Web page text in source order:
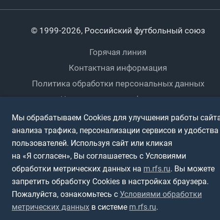
Турниры клубов
Пляжный
Футбольное двоеборье
Интерактивный
Любители
Спортшколы
Дети
Ветераны
Спортсмены с ОВЗ
© 1999-2026, Российский футбольный союз
Горячая линия
Контактная информация
Политика обработки персональных данных
Использование информации
Полная версия сайта
Мы обрабатываем Cookies для улучшения работы
анализа трафика, персонализации сервисов и удобства
пользователей. Используя сайт или кликая
на «Я согласен», Вы соглашаетесь с Условиями
обработки метрических данных на m.rfs.ru. Вы можете
запретить обработку Cookies в настройках браузера.
Пожалуйста, ознакомьтесь с Условиями обработки
метрических данных в системе m.rfs.ru.